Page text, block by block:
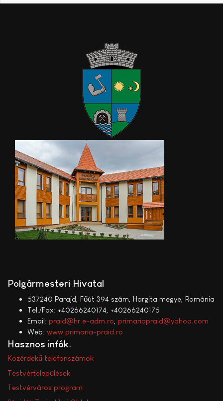
Polgármesteri Hivatal
537240 Parajd, Főút 394 szám, Hargita megye, Románia
Tel./Fax: +40266240174, +40266240175
Email: praid@hr.e-adm.ro primariapraid@yahoo.com
Web: www.primaria-praid.ro
Hasznos infók
Közérdekű telefonszámok
Testvértelepülések
Testvérváros program